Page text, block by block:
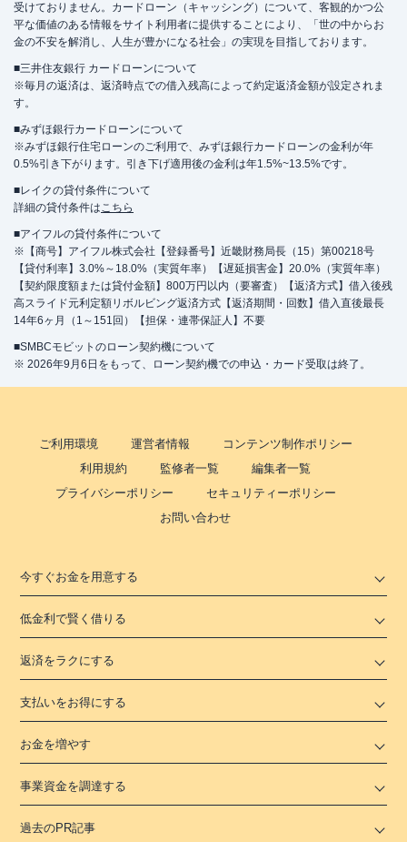
受けておりません。カードローン（キャッシング）について、客観的かつ公
平な価値のある情報をサイト利用者に提供することにより、「世の中からお
金の不安を解消し、人生が豊かになる社会」の実現を目指しております。
■三井住友銀行 カードローンについて
※毎月の返済は、返済時点での借入残高によって約定返済金額が設定されま
す。
■みずほ銀行カードローンについて
※みずほ銀行住宅ローンのご利用で、みずほ銀行カードローンの金利が年
0.5%引き下がります。引き下げ適用後の金利は年1.5%~13.5%です。
■レイクの貸付条件について
詳細の貸付条件はこちら
■アイフルの貸付条件について
※【商号】アイフル株式会社【登録番号】近畿財務局長（15）第00218号
【貸付利率】3.0%～18.0%（実質年率）【遅延損害金】20.0%（実質年率）
【契約限度額または貸付金額】800万円以内（要審査）【返済方式】借入後残
高スライド元利定額リボルビング返済方式【返済期間・回数】借入直後最長
14年6ヶ月（1～151回）【担保・連帯保証人】不要
■SMBCモビットのローン契約機について
※ 2026年9月6日をもって、ローン契約機での申込・カード受取は終了。
ご利用環境 運営者情報
コンテンツ制作ポリシー
利用規約
監修者一覧
編集者一覧
プライバシーポリシー
セキュリティーポリシー
お問い合わせ
今すぐお金を用意する
低金利で賢く借りる
返済をラクにする
支払いをお得にする
お金を増やす
事業資金を調達する
過去のPR記事